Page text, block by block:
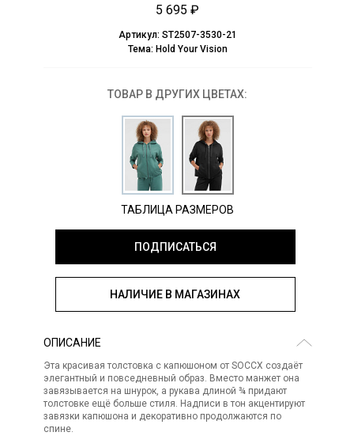
5 695 ₽
Артикул: ST2507-3530-21
Тема: Hold Your Vision
ТОВАР В ДРУГИХ ЦВЕТАХ:
ТАБЛИЦА РАЗМЕРОВ
ПОДПИСАТЬСЯ
НАЛИЧИЕ В МАГАЗИНАХ
ОПИСАНИЕ
Эта красивая толстовка с капюшоном от SOCCX создаёт
элегантный и повседневный образ. Вместо манжет она
завязывается на шнурок, а рукава длиной ¾ придают
толстовке ещё больше стиля. Надписи в тон акцентируют
завязки капюшона и декоративно продолжаются по
спине.